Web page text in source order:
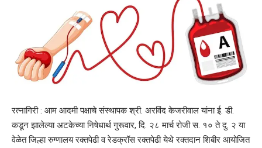
रत्नागिरी : आम आदमी पक्षाचे संस्थापक श्री. अरविंद केजरीवाल यांना ई. डी.
कडून झालेल्या अटकेच्या निषेधार्थ गुरूवार, दि. २८ मार्च रोजी स. १० ते दु. २ या
वेळेत जिल्हा रुग्णालय रक्तपेढी व रेडक्रॉस रक्तपेढी येथे रक्तदान शिबीर आयोजित